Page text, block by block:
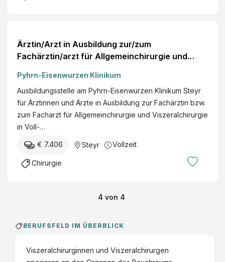
Ärztin/Arzt in Ausbildung zur/zum
Fachärztin/arzt für Allgemeinchirurgie und
Pyhrn-Eisenwurzen Klinikum
Ausbildungsstelle am Pyhrn-Eisenwurzen Klinikum Steyr
für Ärztinnen und Ärzte in Ausbildung zur Fachärztin bzw.
zum Facharzt für Allgemeinchirurgie und Viszeralchirurgie
in Voll-…
€ 7.406 Steyr Vollzeit
Chirurgie
4 von 4
BERUFSFELD IM ÜBERBLICK
Viszeralchirurginnen und Viszeralchirurgen